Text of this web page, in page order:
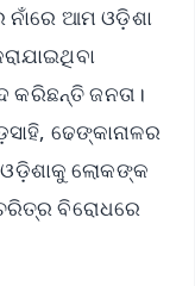
ନାଁରେ ଆମ ଓଡ଼ିଶା
ଜନତା।
ଢେଙ୍କାନାଳର
ଲୋକଙ୍କ
ବିରୋଧରେ